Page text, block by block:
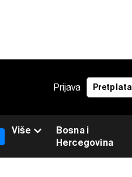
Prijava Pretplata
Bosna i
Hercegovina
Više